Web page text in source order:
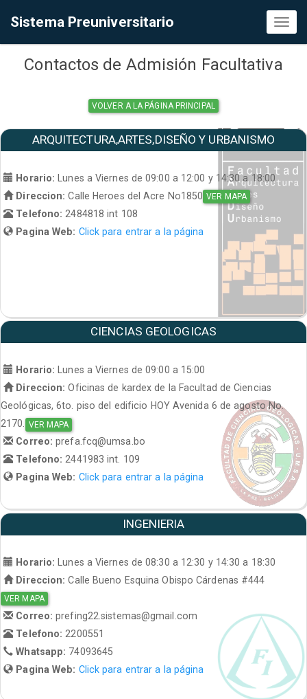
Sistema Preuniversitario
Contactos de Admisión Facultativa
VOLVER A LA PÁGINA PRINCIPAL
ARQUITECTURA,ARTES,DISEÑO Y URBANISMO
Horario:
Lunes a Viernes de 09:00 a 12:00 y 14:30 a 18:00
Direccion: Calle Heroes del Acre No1850 VER MAPA
Telefono: 2484818 int 108
Pagina Web: Click para entrar a la página
CIENCIAS GEOLOGICAS
Horario: Lunes a Viernes de 09:00 a 15:00
Direccion: Oficinas de kardex de la Facultad de Ciencias
Geológicas, 6to. piso del edificio HOY Avenida 6 de agosto No.
2170. VER MAPA
Correo:prefa.fcq@umsa.bo
Telefono:2441983 int. 109
Pagina Web: Click para entrar a la página
INGENIERIA
Horario:
Lunes a Viernes de 08:30 a 12:30 y 14:30 a 18:30
Direccion: Calle Bueno Esquina Obispo Cárdenas #444
VER MAPA
Correo:prefing22.sistemas@gmail.com
Telefono: 2200551
Whatsapp: 74093645
Pagina Web: Click para entrar a la página